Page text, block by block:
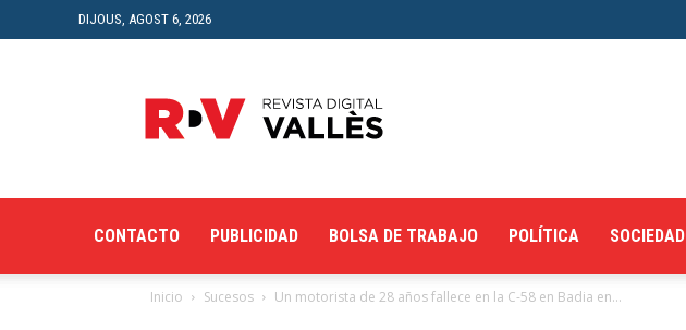
DIJOUS, AGOST 6, 2026
Digital
del
CONTACTO PUBLICIDAD BOLSA DE TRABAJO POLÍTICA SOCIEDAD
Inicio Sucesos Un motorista de 28 años fallece en la C-58 en Badia en...